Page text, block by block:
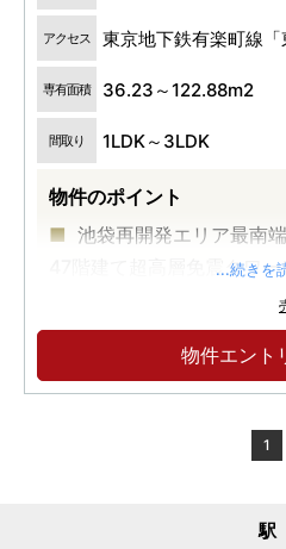
アクセス 東京地下鉄有楽町線
専有面積 36.23～122.88m2
間取り 1LDK～3LDK
物件のポイント
池袋再開発エリア最南
47階建て超高層免震タワー
JR「池袋」駅徒歩10
ペデストリアンデッキで直
躍動と成熟、進化する
...続きを
物件エント
1
駅